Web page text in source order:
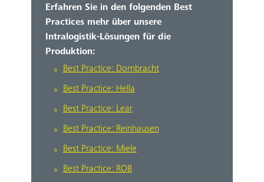
Erfahren Sie in den folgenden Best
Practices mehr über unsere
Intralogistik-Lösungen für die
Produktion:
Best Practice: Dornbracht
Best Practice: Hella
Best Practice: Lear
Best Practice: Reinhausen
Best Practice: Miele
Best Practice: ROB